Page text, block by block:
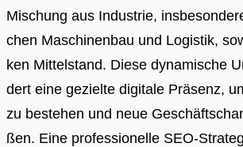
Mischung aus Indus­trie,
chen Maschi­nen­bau und Logis­tik,
ken Mit­tel­stand. Die­se dyna­mi­sche
dert eine geziel­te digi­ta­le Prä­senz,
zu bestehen und neue
ßen. Eine pro­fes­sio­nel­le SEO-